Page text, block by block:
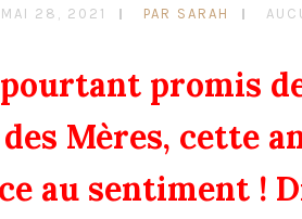
MAI 28, 2021 PAR SARAH
pourtant promis
Mères, cette
au sentiment !